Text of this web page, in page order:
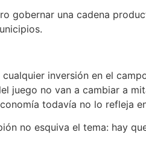
gobernar una cadena
inversión en el
juego no van a cambiar a
todavía no lo refleja
no esquiva el tema: hay